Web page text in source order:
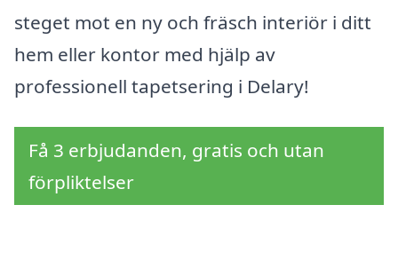
steget mot en ny och fräsch interiör i ditt
hem eller kontor med hjälp av
professionell tapetsering i Delary!
Få 3 erbjudanden, gratis och utan
förpliktelser